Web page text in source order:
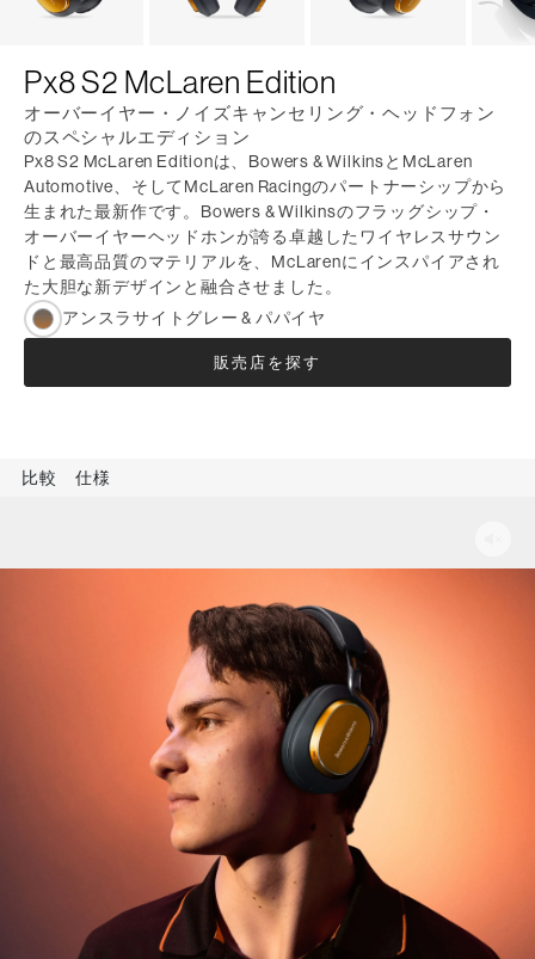
Px8 S2 McLaren Edition
オーバーイヤー・ノイズキャンセリング・ヘッドフォン
のスペシャルエディション
Px8 S2 McLaren Editionは、Bowers & WilkinsとMcLaren
Automotive、そしてMcLaren Racingのパートナーシップから
生まれた最新作です。Bowers & Wilkinsのフラッグシップ・
オーバーイヤーヘッドホンが誇る卓越したワイヤレスサウン
ドと最高品質のマテリアルを、McLarenにインスパイアされ
た大胆な新デザインと融合させました。
アンスラサイトグレー & パパイヤ
販売店を探す
比較 仕様